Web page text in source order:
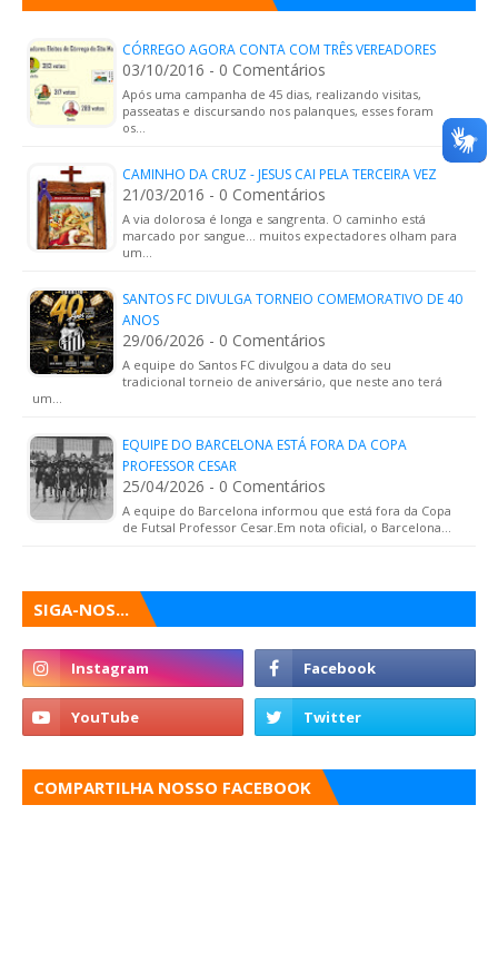
CÓRREGO AGORA CONTA COM TRÊS VEREADORES
03/10/2016 - 0 Comentários
Após uma campanha de 45 dias, realizando visitas,
passeatas e discursando nos palanques, esses foram
os…
CAMINHO DA CRUZ - JESUS CAI PELA TERCEIRA VEZ
21/03/2016 - 0 Comentários
A via dolorosa é longa e sangrenta. O caminho está
marcado por sangue... muitos expectadores olham para
um…
SANTOS FC DIVULGA TORNEIO COMEMORATIVO DE 40
ANOS
29/06/2026 - 0 Comentários
A equipe do Santos FC divulgou a data do seu
tradicional torneio de aniversário, que neste ano terá
um…
EQUIPE DO BARCELONA ESTÁ FORA DA COPA
PROFESSOR CESAR
25/04/2026 - 0 Comentários
A equipe do Barcelona informou que está fora da Copa
de Futsal Professor Cesar.Em nota oficial, o Barcelona…
SIGA-NOS...
COMPARTILHA NOSSO FACEBOOK